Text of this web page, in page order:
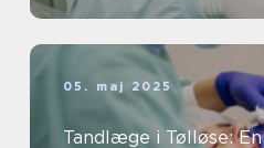
05. maj 2025
Tandlæge i Tølløse: